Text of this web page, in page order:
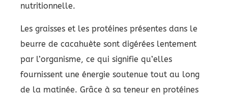
nutritionnelle.
Les graisses et les protéines présentes dans le
beurre de cacahuète sont digérées lentement
par l’organisme, ce qui signifie qu’elles
fournissent une énergie soutenue tout au long
de la matinée. Grâce à sa teneur en protéines